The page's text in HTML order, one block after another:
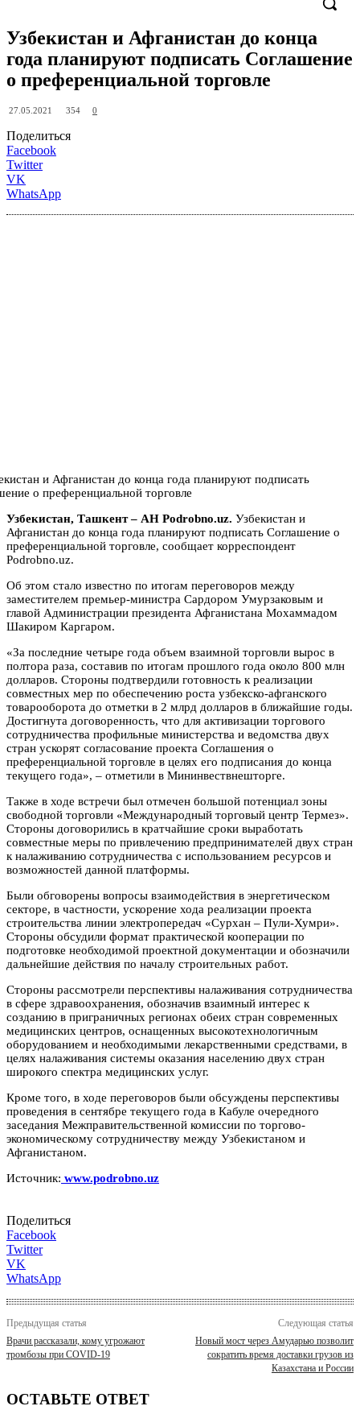
Узбекистан и Афганистан до конца
года планируют подписать Соглашение
о преференциальной торговле
27.05.2021 354 0
Поделиться
Facebook
Twitter
VK
WhatsApp
Узбекистан, Ташкент – АН Podrobno.uz. Узбекистан и
Афганистан до конца года планируют подписать Соглашение о
преференциальной торговле, сообщает корреспондент
Podrobno.uz.
Об этом стало известно по итогам переговоров между
заместителем премьер-министра Сардором Умурзаковым и
главой Администрации президента Афганистана Мохаммадом
Шакиром Каргаром.
«За последние четыре года объем взаимной торговли вырос в
полтора раза, составив по итогам прошлого года около 800 млн
долларов. Стороны подтвердили готовность к реализации
совместных мер по обеспечению роста узбекско-афганского
товарооборота до отметки в 2 млрд долларов в ближайшие годы.
Достигнута договоренность, что для активизации торгового
сотрудничества профильные министерства и ведомства двух
стран ускорят согласование проекта Соглашения о
преференциальной торговле в целях его подписания до конца
текущего года», – отметили в Мининвествнешторге.
Также в ходе встречи был отмечен большой потенциал зоны
свободной торговли «Международный торговый центр Термез».
Стороны договорились в кратчайшие сроки выработать
совместные меры по привлечению предпринимателей двух стран
к налаживанию сотрудничества с использованием ресурсов и
возможностей данной платформы.
Были обговорены вопросы взаимодействия в энергетическом
секторе, в частности, ускорение хода реализации проекта
строительства линии электропередач «Сурхан – Пули-Хумри».
Стороны обсудили формат практической кооперации по
подготовке необходимой проектной документации и обозначили
дальнейшие действия по началу строительных работ.
Стороны рассмотрели перспективы налаживания сотрудничества
в сфере здравоохранения, обозначив взаимный интерес к
созданию в приграничных регионах обеих стран современных
медицинских центров, оснащенных высокотехнологичным
оборудованием и необходимыми лекарственными средствами, в
целях налаживания системы оказания населению двух стран
широкого спектра медицинских услуг.
Кроме того, в ходе переговоров были обсуждены перспективы
проведения в сентябре текущего года в Кабуле очередного
заседания Межправительственной комиссии по торгово-
экономическому сотрудничеству между Узбекистаном и
Афганистаном.
Источник: www.podrobno.uz
Поделиться
Facebook
Twitter
VK
WhatsApp
Предыдущая статья
Врачи рассказали, кому угрожают
тромбозы при COVID-19
Следующая статья
Новый мост через Амударью позволит
сократить время доставки грузов из
Казахстана и России
ОСТАВЬТЕ ОТВЕТ